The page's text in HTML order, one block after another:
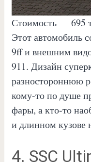
Стоимость — 695
Этот автомобиль
9ff и внешним
911. Дизайн
разностороннюю
кому-то по душе
фары, а кто-то
и длинном кузове
4. SSC